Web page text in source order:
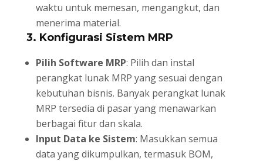
waktu untuk memesan, mengangkut, dan
menerima material.
3. Konfigurasi Sistem MRP
Pilih Software MRP: Pilih dan instal
perangkat lunak MRP yang sesuai dengan
kebutuhan bisnis. Banyak perangkat lunak
MRP tersedia di pasar yang menawarkan
berbagai fitur dan skala.
Input Data ke Sistem: Masukkan semua
data yang dikumpulkan, termasuk BOM,